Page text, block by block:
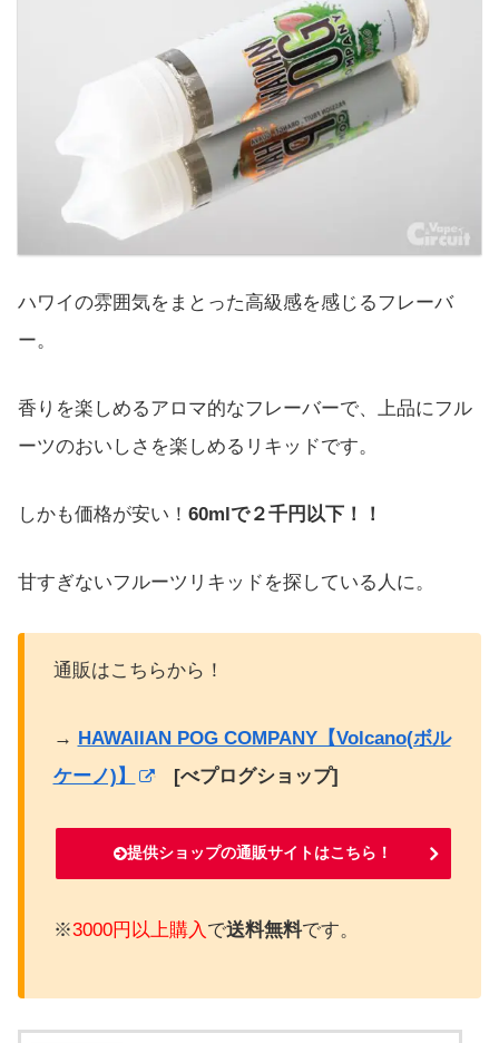
ハワイの雰囲気をまとった高級感を感じるフレーバ
ー。
香りを楽しめるアロマ的なフレーバーで、上品にフル
ーツのおいしさを楽しめるリキッドです。
しかも価格が安い！ 60mlで２千円以下！！
甘すぎないフルーツリキッドを探している人に。
通販はこちらから！
→ HAWAIIAN POG COMPANY【Volcano(ボル
ケーノ)】
[べプログショップ]
提供ショップの通販サイトはこちら！
※3000円以上購入 で送料無料です。